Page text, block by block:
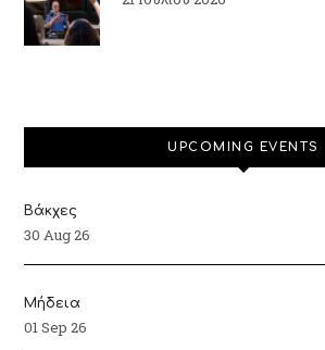
UPCOMING EVENTS
Βάκχες
30 Aug 26
Μήδεια
01 Sep 26